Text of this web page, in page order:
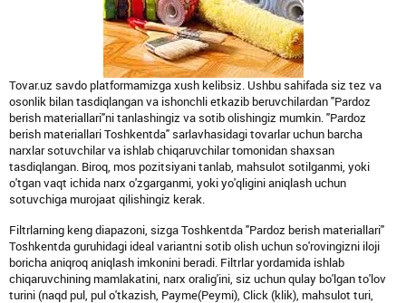
Tovar.uz savdo platformamizga xush kelibsiz. Ushbu sahifada siz tez va
osonlik bilan tasdiqlangan va ishonchli etkazib beruvchilardan "Pardoz
berish materiallari"ni tanlashingiz va sotib olishingiz mumkin. "Pardoz
berish materiallari Toshkentda" sarlavhasidagi tovarlar uchun barcha
narxlar sotuvchilar va ishlab chiqaruvchilar tomonidan shaxsan
tasdiqlangan. Biroq, mos pozitsiyani tanlab, mahsulot sotilganmi, yoki
o'tgan vaqt ichida narx o'zgarganmi, yoki yo'qligini aniqlash uchun
sotuvchiga murojaat qilishingiz kerak.
Filtrlarning keng diapazoni, sizga Toshkentda "Pardoz berish materiallari"
Toshkentda guruhidagi ideal variantni sotib olish uchun so'rovingizni iloji
boricha aniqroq aniqlash imkonini beradi. Filtrlar yordamida ishlab
chiqaruvchining mamlakatini, narx oralig'ini, siz uchun qulay bo'lgan to'lov
turini (naqd pul, pul o'tkazish, Payme(Peymi), Click (klik), mahsulot turi,